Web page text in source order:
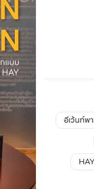
อีเว้นท์พ